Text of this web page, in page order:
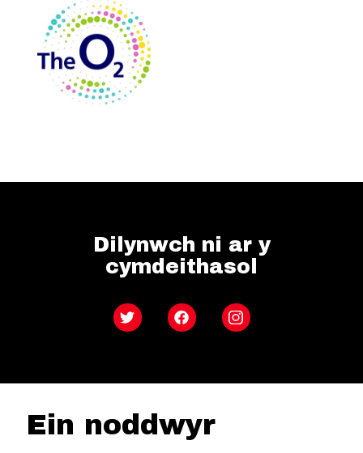
Dilynwch ni ar y
cymdeithasol
Twitter FacebookInstagram
Ein noddwyr